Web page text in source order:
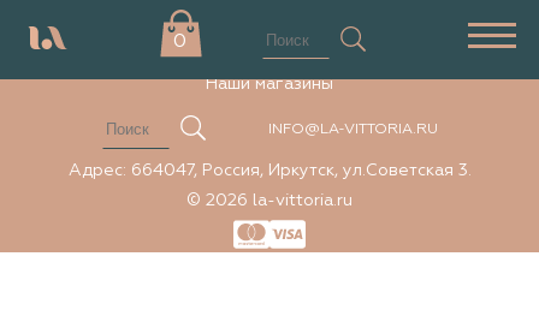
0
Элемент не найден
Наши магазины
INFO@LA-VITTORIA.RU
Адрес: 664047, Россия, Иркутск, ул.Советская 3.
© 2026 la-vittoria.ru